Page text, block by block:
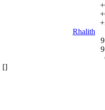
Rhalith
[]